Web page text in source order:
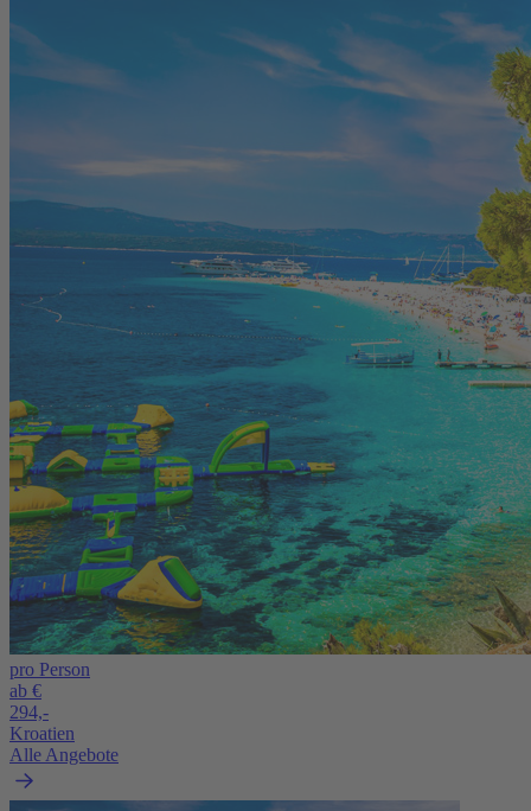
pro Person
ab €
294,-
Kroatien
Alle Angebote